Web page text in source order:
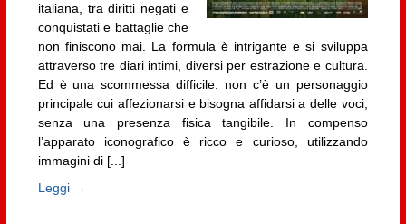
italiana, tra diritti negati e
conquistati e battaglie che
non finiscono mai. La formula è intrigante e si sviluppa
attraverso tre diari intimi, diversi per estrazione e cultura.
Ed è una scommessa difficile: non c’è un personaggio
principale cui affezionarsi e bisogna affidarsi a delle voci,
senza una presenza fisica tangibile. In compenso
l’apparato iconografico è ricco e curioso, utilizzando
immagini di [...]
Leggi →